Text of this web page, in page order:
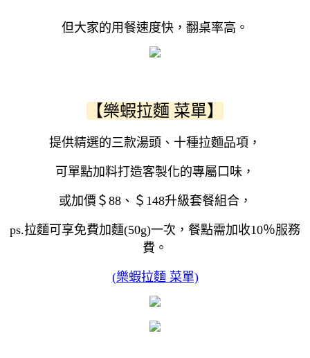
但大家的用餐速度快，翻桌率高。
【樂蝦拉麵 菜單】
提供精選的三款湯頭、十種拉麵品項，
可單點加料打造客製化的專屬口味，
或加價＄88、＄148升級套餐組合，
ps.拉麵可享免費加麵(50g)一次，餐點需加收10％服務
費。
(樂蝦拉麵 菜單)